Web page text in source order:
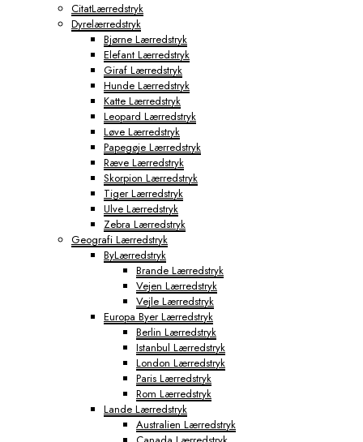
CitatLærredstryk
Dyrelærredstryk
Bjørne Lærredstryk
Elefant Lærredstryk
Giraf Lærredstryk
Hunde Lærredstryk
Katte Lærredstryk
Leopard Lærredstryk
Løve Lærredstryk
Papegøje Lærredstryk
Ræve Lærredstryk
Skorpion Lærredstryk
Tiger Lærredstryk
Ulve Lærredstryk
Zebra Lærredstryk
Geografi Lærredstryk
ByLærredstryk
Brande Lærredstryk
Vejen Lærredstryk
Vejle Lærredstryk
Europa Byer Lærredstryk
Berlin Lærredstryk
Istanbul Lærredstryk
London Lærredstryk
Paris Lærredstryk
Rom Lærredstryk
Lande Lærredstryk
Australien Lærredstryk